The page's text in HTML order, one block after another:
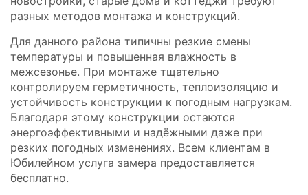
разных методов монтажа и конструкций.
Для данного района типичны резкие смены
температуры и повышенная влажность в
межсезонье. При монтаже тщательно
контролируем герметичность, теплоизоляцию и
устойчивость конструкции к погодным нагрузкам.
Благодаря этому конструкции остаются
энергоэффективными и надёжными даже при
резких погодных изменениях. Всем клиентам в
Юбилейном услуга замера предоставляется
бесплатно.